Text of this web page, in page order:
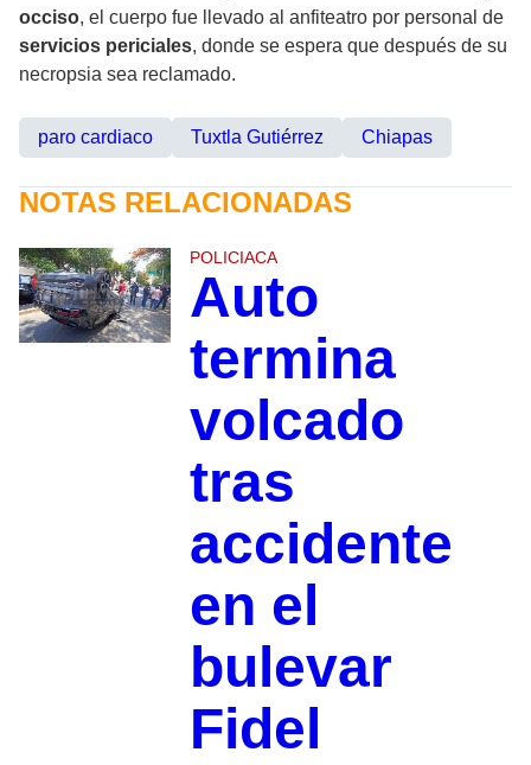
occiso, el cuerpo fue llevado al anfiteatro por personal de
servicios periciales, donde se espera que después de su
necropsia sea reclamado.
paro cardiaco Tuxtla Gutiérrez Chiapas
NOTAS RELACIONADAS
POLICIACA
Auto
termina
volcado
tras
accidente
en el
bulevar
Fidel